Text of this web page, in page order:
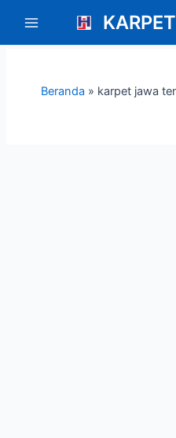
konten
Main
Menu
Beranda » karpet jawa